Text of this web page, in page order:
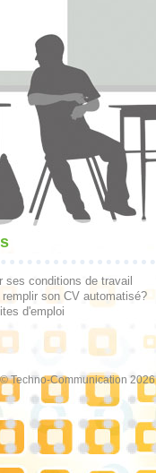
ses conditions de travail
remplir son CV automatisé?
d'emploi
Techno-Communication 2026